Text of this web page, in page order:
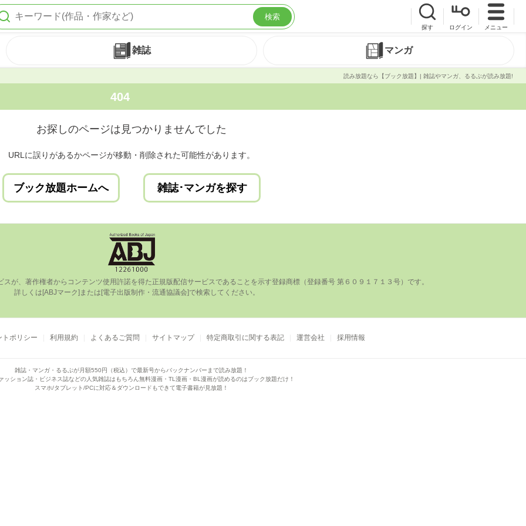
検索
探す ログイン メニュー
雑誌 マンガ
読み放題なら【ブック放題】| 雑誌やマンガ、るるぶが読み放題!
404
お探しのページは見つかりませんでした
URLに誤りがあるかページが移動・削除された可能性があります。
ブック放題ホームへ 雑誌･マンガを探す
が、著作権者からコンテンツ使⽤許諾を得た正規版配信サービスであることを⽰す登録商標（登録番号 第６０９１７１３号）です。
トポリシー 利用規約 よくあるご質問 サイトマップ 特定商取引に関する表記 運営会社 採用情報
雑誌・マンガ・るるぶが月額550円（税込）で最新号からバックナンバーまで読み放題！
ッション誌・ビジネス誌などの人気雑誌はもちろん 無料漫画・TL漫画・BL漫画が読めるのはブック放題だけ！
スマホ/タブレット/PCに対応＆ダウンロードもできて電子書籍が見放題！